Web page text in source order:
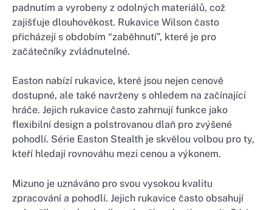
padnutím a vyrobeny z odolných materiálů, což
zajišťuje dlouhověkost. Rukavice Wilson často
přicházejí s obdobím “zaběhnutí”, které je pro
začátečníky zvládnutelné.
Easton nabízí rukavice, které jsou nejen cenově
dostupné, ale také navrženy s ohledem na začínající
hráče. Jejich rukavice často zahrnují funkce jako
flexibilní design a polstrovanou dlaň pro zvýšené
pohodlí. Série Easton Stealth je skvělou volbou pro ty,
kteří hledají rovnováhu mezi cenou a výkonem.
Mizuno je uznáváno pro svou vysokou kvalitu
zpracování a pohodlí. Jejich rukavice často obsahují